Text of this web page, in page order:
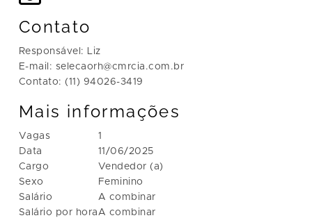
Contato
Responsável: Liz
E-mail: selecaorh@cmrcia.com.br
Contato: (11) 94026-3419
Mais informações
Vagas
Data
Cargo
Sexo
Salário
Salário por hora
1
11/06/2025
Vendedor (a)
Feminino
A combinar
A combinar